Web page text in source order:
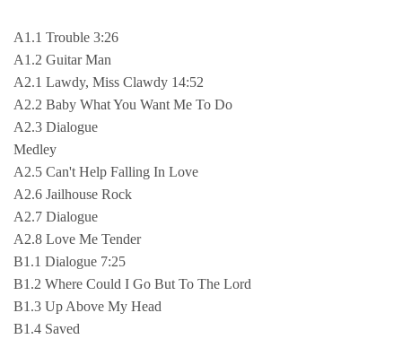
A1.1 Trouble 3:26
A1.2 Guitar Man
A2.1 Lawdy, Miss Clawdy 14:52
A2.2 Baby What You Want Me To Do
A2.3 Dialogue
Medley
A2.5 Can't Help Falling In Love
A2.6 Jailhouse Rock
A2.7 Dialogue
A2.8 Love Me Tender
B1.1 Dialogue 7:25
B1.2 Where Could I Go But To The Lord
B1.3 Up Above My Head
B1.4 Saved